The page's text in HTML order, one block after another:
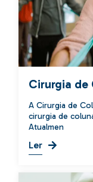
Cirurgia de
A Cirurgia de
cirurgia de
Atualmen
Ler